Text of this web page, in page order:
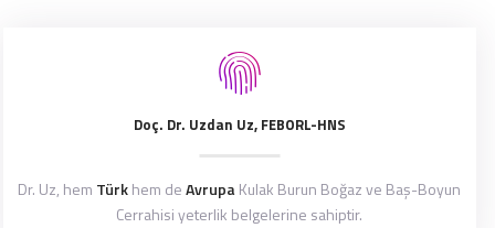
Doç. Dr. Uzdan Uz, FEBORL-HNS
Dr. Uz, hem Türkhem deAvrupaKulak Burun Boğaz ve Baş-Boyun
Cerrahisi yeterlik belgelerine sahiptir.